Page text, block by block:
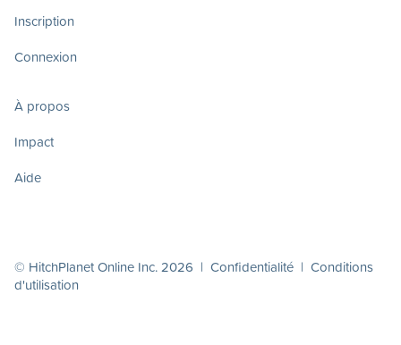
Inscription
Connexion
À propos
Impact
Aide
© HitchPlanet Online Inc. 2026 | Confidentialité | Conditions
d'utilisation